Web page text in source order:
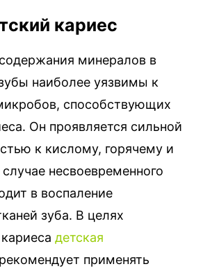
кариес
минералов в
наиболее уязвимы к
способствующих
Он проявляется сильной
к кислому, горячему и
несвоевременного
в воспаление
зуба. В целях
детская
рекомендует применять